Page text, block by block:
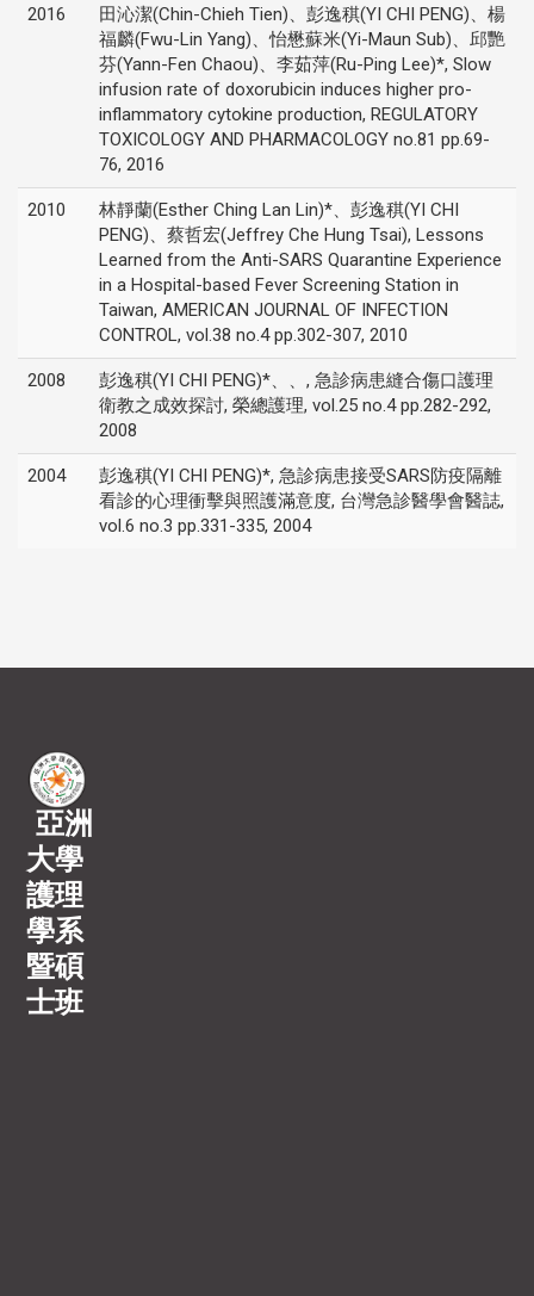
2016
田沁潔(Chin-Chieh Tien)、彭逸稘(YI CHI PENG)、楊
福麟(Fwu-Lin Yang)、怡懋蘇米(Yi-Maun Sub)、邱艷
芬(Yann-Fen Chaou)、李茹萍(Ru-Ping Lee)*, Slow
infusion rate of doxorubicin induces higher pro-
inflammatory cytokine production, REGULATORY
TOXICOLOGY AND PHARMACOLOGY no.81 pp.69-
76, 2016
2010
林靜蘭(Esther Ching Lan Lin)*、彭逸稘(YI CHI
PENG)、蔡哲宏(Jeffrey Che Hung Tsai), Lessons
Learned from the Anti-SARS Quarantine Experience
in a Hospital-based Fever Screening Station in
Taiwan, AMERICAN JOURNAL OF INFECTION
CONTROL, vol.38 no.4 pp.302-307, 2010
2008
彭逸稘(YI CHI PENG)*、、, 急診病患縫合傷口護理
衛教之成效探討, 榮總護理, vol.25 no.4 pp.282-292,
2008
2004
彭逸稘(YI CHI PENG)*, 急診病患接受SARS防疫隔離
看診的心理衝擊與照護滿意度, 台灣急診醫學會醫誌,
vol.6 no.3 pp.331-335, 2004
亞洲
大學
護理
學系
暨碩
士班